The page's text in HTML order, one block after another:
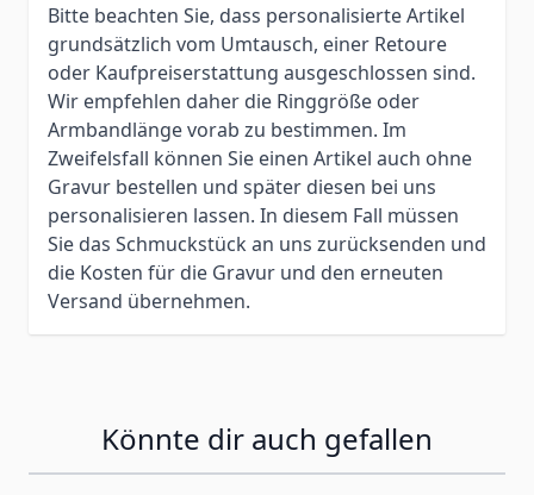
Bitte beachten Sie, dass personalisierte Artikel
grundsätzlich vom Umtausch, einer Retoure
oder Kaufpreiserstattung ausgeschlossen sind.
Wir empfehlen daher die Ringgröße oder
Armbandlänge vorab zu bestimmen. Im
Zweifelsfall können Sie einen Artikel auch ohne
Gravur bestellen und später diesen bei uns
personalisieren lassen. In diesem Fall müssen
Sie das Schmuckstück an uns zurücksenden und
die Kosten für die Gravur und den erneuten
Versand übernehmen.
Könnte dir auch gefallen